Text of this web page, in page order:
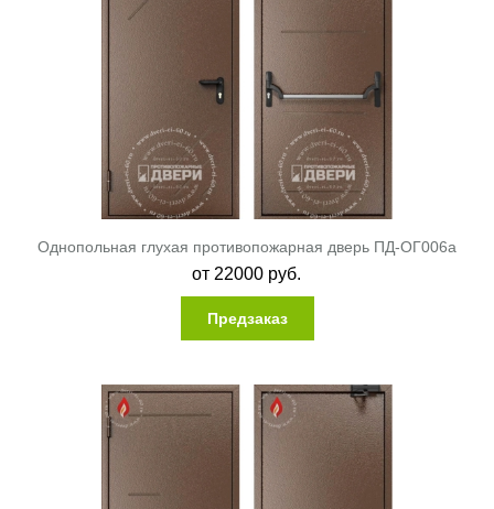
Однопольная глухая противопожарная дверь ПД-ОГ006a
от 22000 руб.
Предзаказ